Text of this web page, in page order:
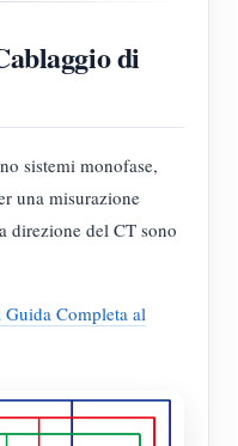
di
sistemi monofase,
una misurazione
direzione del CT sono
Completa al